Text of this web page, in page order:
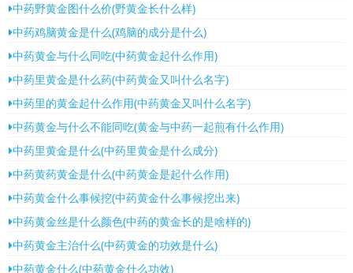
中药野黄金图什么价(野黄金长什么样)
中药鸡脑黄金是什么(鸡脑的成分是什么)
中药黄金与什么同吃(中药黄金起什么作用)
中药里黄金是什么药(中药黄金又叫什么名字)
中药里的黄金起什么作用(中药黄金又叫什么名字)
中药黄金与什么不能同吃(黄金与中药一起煎有什么作用)
中药里黄金是什么(中药里黄金是什么成分)
中药黄药黄金是什么(中药黄金是起什么作用)
中药黄金什么事候挖(中药黄金什么事候挖出来)
中药黄金丝是什么颜色(中药的黄金长的是啥样的)
中药黄金主治什么(中药黄金的功效是什么)
中药黄金什么(中药黄金什么功效)